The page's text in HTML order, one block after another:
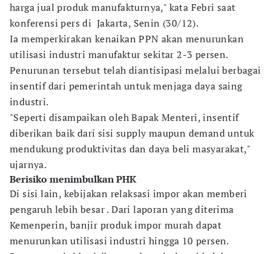
harga jual produk manufakturnya," kata Febri saat
konferensi pers di Jakarta, Senin (30/12).
Ia memperkirakan kenaikan PPN akan menurunkan
utilisasi industri manufaktur sekitar 2-3 persen.
Penurunan tersebut telah diantisipasi melalui berbagai
insentif dari pemerintah untuk menjaga daya saing
industri.
"Seperti disampaikan oleh Bapak Menteri, insentif
diberikan baik dari sisi supply maupun demand untuk
mendukung produktivitas dan daya beli masyarakat,"
ujarnya.
Berisiko menimbulkan PHK
Di sisi lain, kebijakan relaksasi impor akan memberi
pengaruh lebih besar . Dari laporan yang diterima
Kemenperin, banjir produk impor murah dapat
menurunkan utilisasi industri hingga 10 persen.